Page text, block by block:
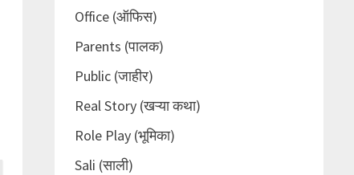
Office (ऑफिस)
Parents (पालक)
Public (जाहीर)
Real Story (खऱ्या कथा)
Role Play (भूमिका)
Sali (साली)